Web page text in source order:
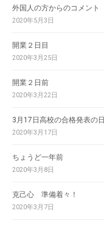
外国人の方からのコメント
2020年5月3日
開業２日目
2020年3月25日
開業２日前
2020年3月22日
3月17日高校の合格発表の日
2020年3月17日
ちょうど一年前
2020年3月8日
克己心 準備着々！
2020年3月7日